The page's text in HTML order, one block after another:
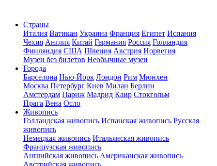
Страны
Италия Ватикан Украина Франция Египет Испания
Чехия Англия Китай Германия Россия Голландия
Финляндия США Швеция Австрия Норвегия
Музеи без билетов Необычные музеи
Города
Барселона Нью-Йорк Лондон Рим Мюнхен
Москва Петербург Киев Милан Берлин
Амстердам Париж Мадрид Каир Стокгольм
Прага Вена Осло
Живопись
Голландская живопись Испанская живопись Русская
живопись
Немецкая живопись Итальянская живопись
Французская живопись
Английская живопись Американская живопись
Австрийская живопись